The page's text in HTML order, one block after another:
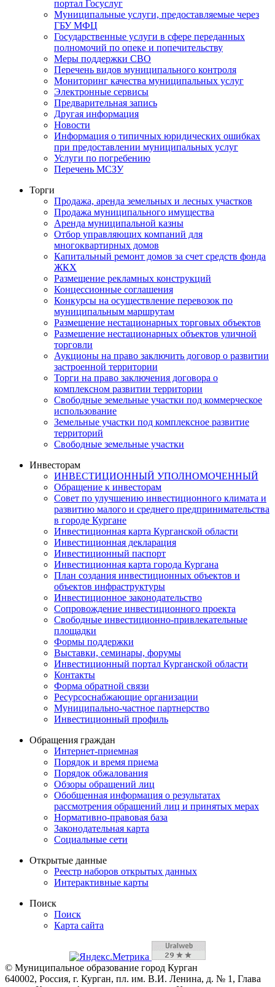
портал Госуслуг
Муниципальные услуги, предоставляемые через
ГБУ МФЦ
Государственные услуги в сфере переданных
полномочий по опеке и попечительству
Меры поддержки СВО
Перечень видов муниципального контроля
Мониторинг качества муниципальных услуг
Электронные сервисы
Предварительная запись
Другая информация
Новости
Информация о типичных юридических ошибках
при предоставлении муниципальных услуг
Услуги по погребению
Перечень МСЗУ
Торги
Продажа, аренда земельных и лесных участков
Продажа муниципального имущества
Аренда муниципальной казны
Отбор управляющих компаний для
многоквартирных домов
Капитальный ремонт домов за счет средств фонда
ЖКХ
Размещение рекламных конструкций
Концессионные соглашения
Конкурсы на осуществление перевозок по
муниципальным маршрутам
Размещение нестационарных торговых объектов
Размещение нестационарных объектов уличной
торговли
Аукционы на право заключить договор о развитии
застроенной территории
Торги на право заключения договора о
комплексном развитии территории
Свободные земельные участки под коммерческое
использование
Земельные участки под комплексное развитие
территорий
Свободные земельные участки
Инвесторам
ИНВЕСТИЦИОННЫЙ УПОЛНОМОЧЕННЫЙ
Обращение к инвесторам
Совет по улучшению инвестиционного климата и
развитию малого и среднего предпринимательства
в городе Кургане
Инвестиционная карта Курганской области
Инвестиционная декларация
Инвестиционный паспорт
Инвестиционная карта города Кургана
План создания инвестиционных объектов и
объектов инфраструктуры
Инвестиционное законодательство
Сопровождение инвестиционного проекта
Свободные инвестиционно-привлекательные
площадки
Формы поддержки
Выставки, семинары, форумы
Инвестиционный портал Курганской области
Контакты
Форма обратной связи
Ресурсоснабжающие организации
Муниципально-частное партнерство
Инвестиционный профиль
Обращения граждан
Интернет-приемная
Порядок и время приема
Порядок обжалования
Обзоры обращений лиц
Обобщенная информация о результатах
рассмотрения обращений лиц и принятых мерах
Нормативно-правовая база
Законодательная карта
Социальные сети
Открытые данные
Реестр наборов открытых данных
Интерактивные карты
Поиск
Поиск
Карта сайта
© Муниципальное образование город Курган
640002, Россия, г. Курган, пл. им. В.И. Ленина, д. № 1, Глава